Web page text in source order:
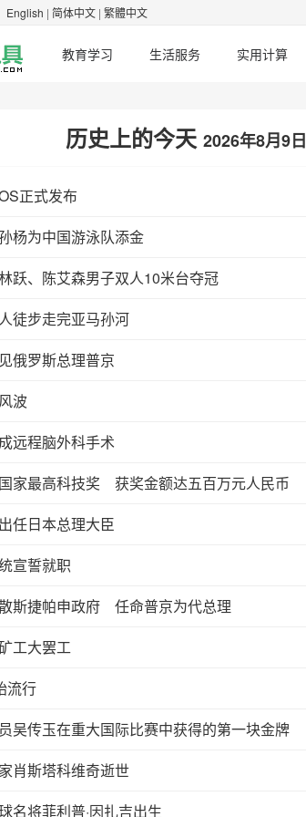
English | 简体中文 | 繁體中文
教育学习 生活服务 实用计算
历史上的今天 2026年8月9日
正式发布
杨为中国游泳队添金
跃、陈艾森男子双人10米台夺冠
徒步走完亚马孙河
俄罗斯总理普京
波
远程脑外科手术
家最高科技奖 获奖金额达五百万元人民币
任日本总理大臣
宣誓就职
斯捷帕申政府 任命普京为代总理
工大罢工
流行
吴传玉在重大国际比赛中获得的第一块金牌
肖斯塔科维奇逝世
名将菲利普·因扎吉出生